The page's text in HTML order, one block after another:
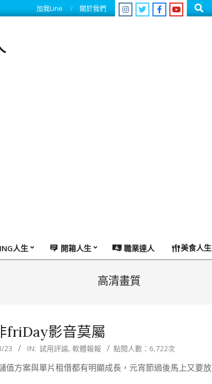
加我Line 關於我們 Search
人生 開箱人生 職業達人 美食人生
高清畫質
friDay影音莫屬
23 IN: 試用評論, 軟體報報 點閱人數：6,722次
值方案與單片租借都有明顯成長，元宵節過後馬上又要放